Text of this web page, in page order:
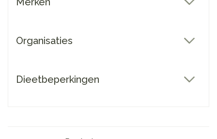
Organisaties
Dieetbeperkingen